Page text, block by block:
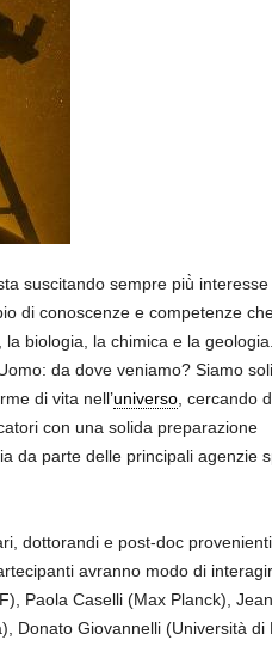
suscitando sempre più̀ interesse
di conoscenze e competenze
, la biologia, la chimica e la geologia.
da dove veniamo? Siamo soli
di vita nell’universo, cercando
con una solida preparazione
da parte delle principali agenzie
dottorandi e post-doc
avranno modo di
Paola Caselli (Max Planck),
Donato Giovannelli (Università di